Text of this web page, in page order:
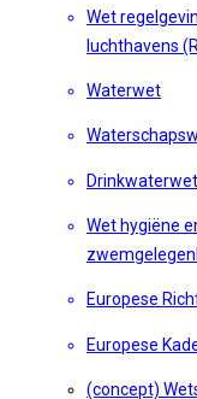
Wet
luchthavens
Waterwet
Drinkwaterwet
Wet hygiëne
Europese
Europese
(concept)